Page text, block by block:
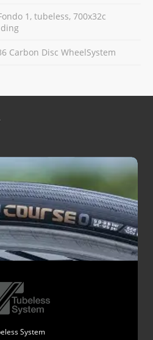
1, tubeless, 700x32c
Carbon Disc WheelSystem
System